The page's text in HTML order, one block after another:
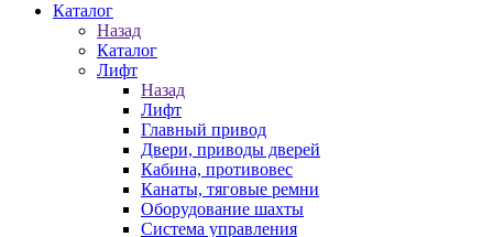
Каталог
Назад
Каталог
Лифт
Назад
Лифт
Главный привод
Двери, приводы дверей
Кабина, противовес
Канаты, тяговые ремни
Оборудование шахты
Система управления